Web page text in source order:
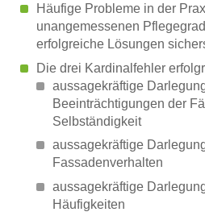
Häufige Probleme in der
unangemessenen
erfolgreiche Lösungen
Die drei Kardinalfehler
aussagekräftige
Beeinträchtigungen der
Selbständigkeit
aussagekräftige
Fassadenverhalten
aussagekräftige
Häufigkeiten